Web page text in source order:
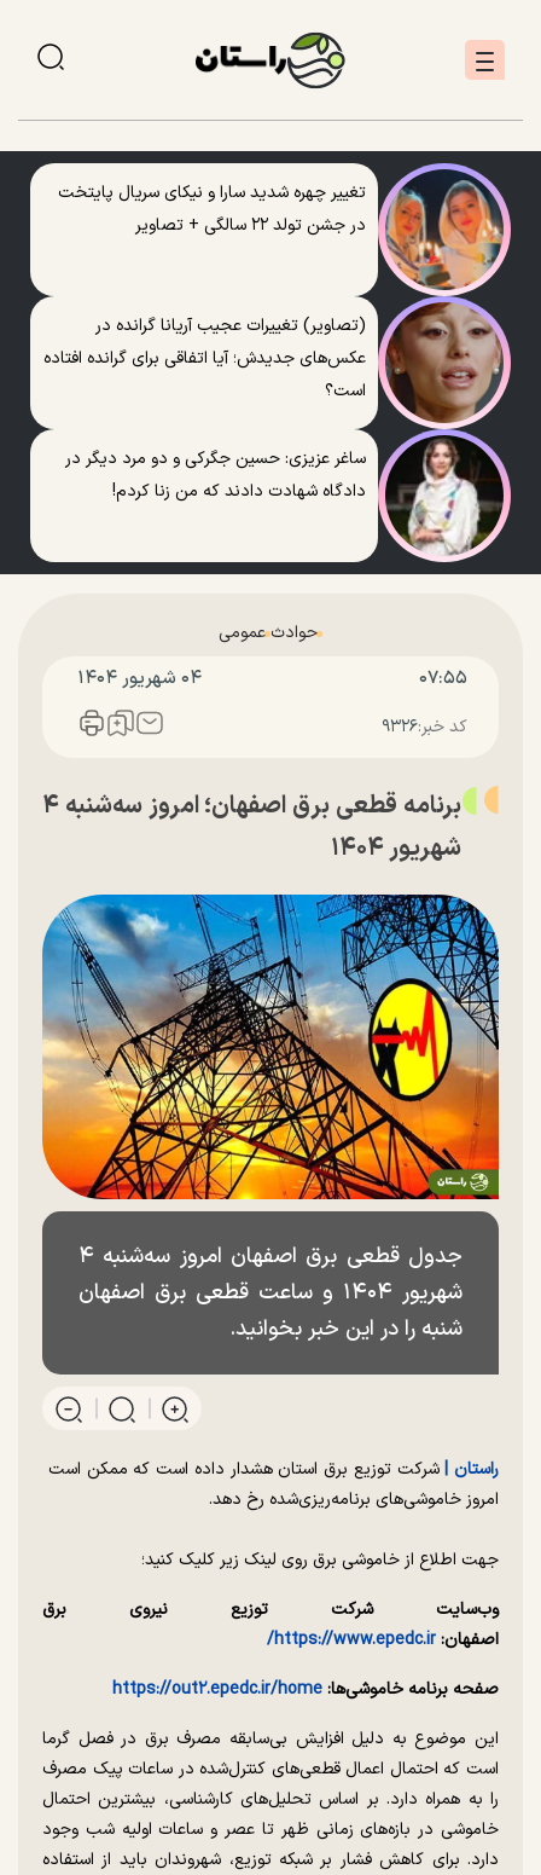
تغییر چهره شدید سارا و نیکای سریال پایتخت
در جشن تولد ۲۲ سالگی + تصاویر
(تصاویر) تغییرات عجیب آریانا گرانده در
عکس‌های جدیدش؛ آیا اتفاقی برای گرانده افتاده
است؟
ساغر عزیزی: حسین جگرکی و دو مرد دیگر در
دادگاه شهادت دادند که من زنا کردم!
حوادث عمومی
۰۷:۵۵ ۰۴ شهريور ۱۴۰۴
کد خبر:۹۳۲۶
برنامه قطعی برق اصفهان؛ امروز سه‌شنبه ۴
شهریور ۱۴۰۴
جدول قطعی برق اصفهان امروز سه‌شنبه ۴
شهریور ۱۴۰۴ و ساعت قطعی برق اصفهان
شنبه را در این خبر بخوانید.
راستان |شرکت توزیع برق استان هشدار داده است که ممکن است
امروز خاموشی‌های برنامه‌ریزی‌شده رخ دهد.
جهت اطلاع از خاموشی برق روی لینک زیر کلیک کنید؛
وب‌سایت شرکت توزیع نیروی برق
اصفهان:https://www.epedc.ir/
صفحه برنامه خاموشی‌ها:https://out۲.epedc.ir/home
این موضوع به دلیل افزایش بی‌سابقه مصرف برق در فصل گرما
است که احتمال اعمال قطعی‌های کنترل‌شده در ساعات پیک مصرف
را به همراه دارد. بر اساس تحلیل‌های کارشناسی، بیشترین احتمال
خاموشی در بازه‌های زمانی ظهر تا عصر و ساعات اولیه شب وجود
دارد. برای کاهش فشار بر شبکه توزیع، شهروندان باید از استفاده